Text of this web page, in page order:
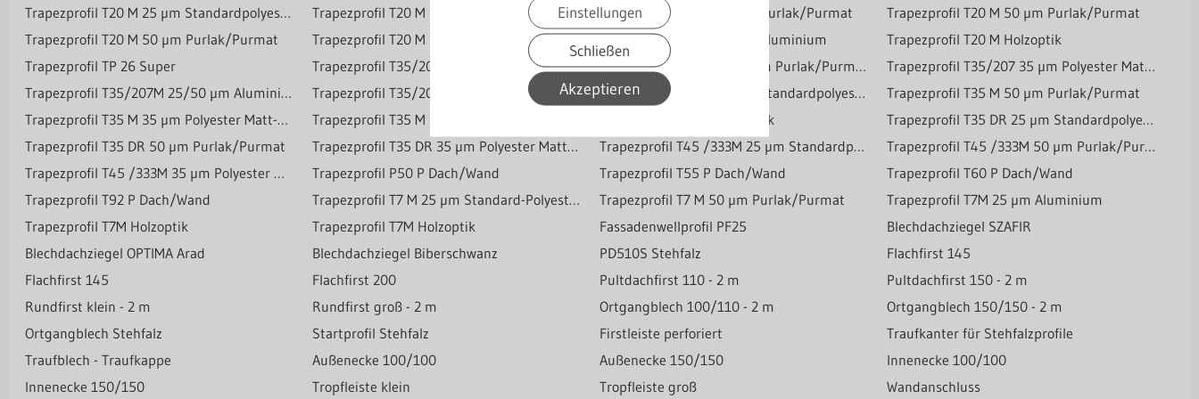
Einstellungen
Schließen
Akzeptieren
Trapezprofil T20 M 25 µm Standardpolyester Trapezprofil T20 M 50 µm Purlak/Purmat Trapezprofil T20 M 50 µm Purlak/Purmat
Trapezprofil T20 M 50 µm Purlak/Purmat
Trapezprofil T20 M 50 µm Purlak/Purmat
Trapezprofil T20 M 35 µm Polyester Matt-Grobkörnig Trapezprofil T20 M 25 µm Aluminium
Trapezprofil T20 M Holzoptik
Trapezprofil TP 26 Super
Trapezprofil T35/207 25 µm Standardpolyester Trapezprofil T35/207 50 µm Purlak/Purmat
Trapezprofil T35/207 35 µm Polyester Matt-Grobkörnig
Trapezprofil T35/207M 25/50 µm Aluminium
Trapezprofil T35/207M Holzoptik Trapezprofil T35 M 25 µm Standardpolyester
Trapezprofil T35 M 50 µm Purlak/Purmat
Trapezprofil T35 M 35 µm Polyester Matt-Grobkörnig
Trapezprofil T35 M 25/50 µm Aluminium Trapezprofil T35 M Holzoptik
Trapezprofil T35 DR 25 µm Standardpolyester
Trapezprofil T35 DR 50 µm Purlak/Purmat
Trapezprofil T35 DR 35 µm Polyester Matt-Grobkörnig Trapezprofil T45 /333M 25 µm Standardpolyester
Trapezprofil T45 /333M 50 µm Purlak/Purmat
Trapezprofil T45 /333M 35 µm Polyester Matt-Grobkörnig
Trapezprofil P50 P Dach/Wand Trapezprofil T55 P Dach/Wand
Trapezprofil T60 P Dach/Wand
Trapezprofil T92 P Dach/Wand
Trapezprofil T7 M 25 µm Standard-Polyester Trapezprofil T7 M 50 µm Purlak/Purmat
Trapezprofil T7M 25 µm Aluminium
Trapezprofil T7M Holzoptik
Trapezprofil T7M Holzoptik Fassadenwellprofil PF25
Blechdachziegel SZAFIR
Blechdachziegel OPTIMA Arad
Blechdachziegel Biberschwanz PD510S Stehfalz
Flachfirst 145
Flachfirst 145
Flachfirst 200 Pultdachfirst 110 - 2 m
Pultdachfirst 150 - 2 m
Rundfirst klein - 2 m
Rundfirst groß - 2 m Ortgangblech 100/110 - 2 m
Ortgangblech 150/150 - 2 m
Ortgangblech Stehfalz
Startprofil Stehfalz Firstleiste perforiert
Traufkanter für Stehfalzprofile
Traufblech - Traufkappe
Außenecke 100/100 Außenecke 150/150
Innenecke 100/100
Innenecke 150/150
Tropfleiste klein Tropfleiste groß Wandanschluss